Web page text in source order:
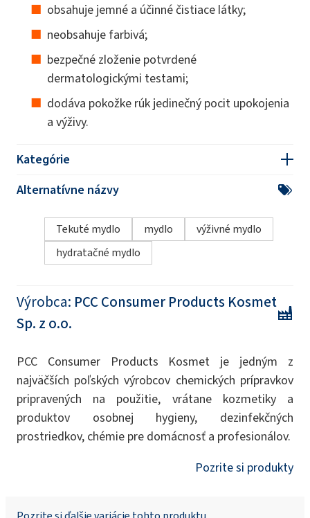
obsahuje jemné a účinné čistiace látky;
neobsahuje farbivá;
bezpečné zloženie potvrdené
dermatologickými testami;
dodáva pokožke rúk jedinečný pocit upokojenia
a výživy.
Kategórie
Alternatívne názvy
Tekuté mydlo mydlo
výživné mydlo
hydratačné mydlo
Výrobca: PCC Consumer Products Kosmet
Sp. z o.o.
PCC Consumer Products Kosmet je jedným z
najväčších poľských výrobcov chemických prípravkov
pripravených na použitie, vrátane kozmetiky a
produktov osobnej hygieny, dezinfekčných
prostriedkov, chémie pre domácnosť a profesionálov.
Pozrite si produkty